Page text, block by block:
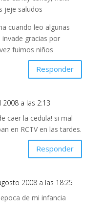
jeje saludos
cuando leo algunas
gracias por
fuimos niños
Responder
2008 a las 2:13
caer la cedula! si mal
en RCTV en las tardes.
Responder
2008 a las 18:25
de mi infancia